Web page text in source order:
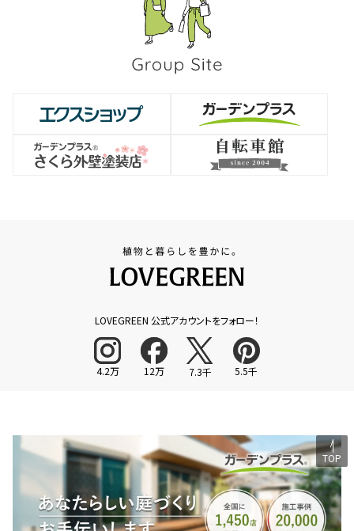
LOVEGREEN 公式アカウントをフォロー！
4.2万 12万 7.3千 5.5千
TOP